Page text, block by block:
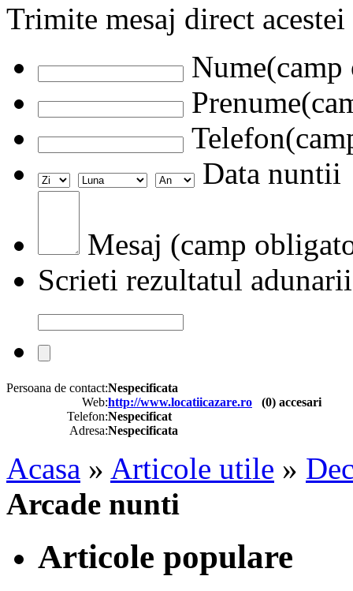
Trimite mesaj direct
Data nuntii
Mesaj (camp
Scrieti rezultatul adunarii
Persoana de contact:Nespecificata
Web:http://www.locatiicazare.ro (0) accesari
Telefon:Nespecificat
Adresa:Nespecificata
Acasa » Articole utile »
Arcade nunti
Articole populare